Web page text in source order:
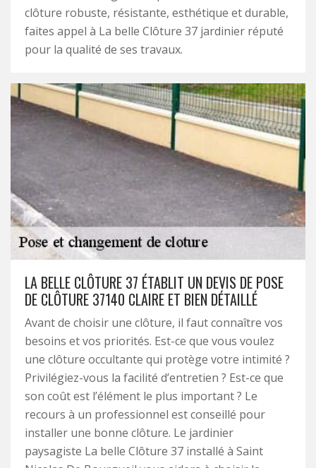
clôture robuste, résistante, esthétique et durable,
faites appel à La belle Clôture 37 jardinier réputé
pour la qualité de ses travaux.
LA BELLE CLÔTURE 37 ÉTABLIT UN DEVIS DE POSE
DE CLÔTURE 37140 CLAIRE ET BIEN DÉTAILLÉ
Avant de choisir une clôture, il faut connaître vos
besoins et vos priorités. Est-ce que vous voulez
une clôture occultante qui protège votre intimité ?
Privilégiez-vous la facilité d’entretien ? Est-ce que
son coût est l’élément le plus important ? Le
recours à un professionnel est conseillé pour
installer une bonne clôture. Le jardinier
paysagiste La belle Clôture 37 installé à Saint